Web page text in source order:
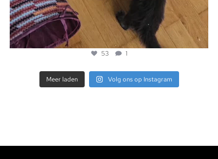
53 1
Meer laden Volg ons op Instagram